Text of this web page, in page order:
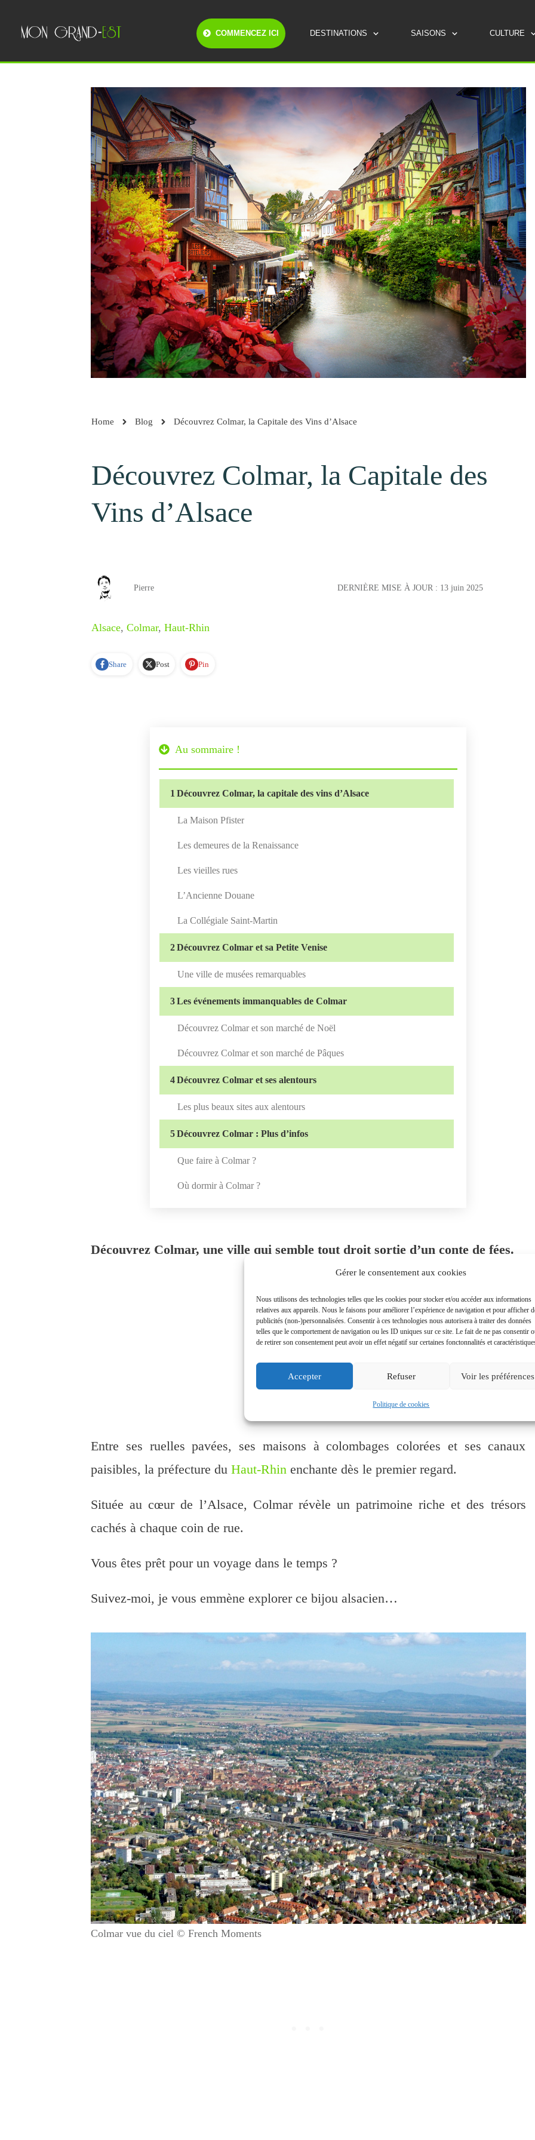
Gérer le consentement aux cookies
Nous utilisons des technologies telles que les cookies pour stocker et/ou accéder aux informations
relatives aux appareils. Nous le faisons pour améliorer l’expérience de navigation et pour afficher
publicités (non-)personnalisées. Consentir à ces technologies nous autorisera à traiter des données
telles que le comportement de navigation ou les ID uniques sur ce site. Le fait de ne pas consentir
de retirer son consentement peut avoir un effet négatif sur certaines fonctonnalités et
Accepter Refuser Voir les préférences
Politique de cookies
COMMENCEZ ICI DESTINATIONS SAISONS CULTURE
Home Blog Découvrez Colmar, la Capitale des Vins d’Alsace
Découvrez Colmar, la Capitale des
Vins d’Alsace
Pierre DERNIÈRE MISE À JOUR : 13 juin 2025
Alsace, Colmar, Haut-Rhin
Share Post Pin
Au sommaire !
1 Découvrez Colmar, la capitale des vins d’Alsace
La Maison Pfister
Les demeures de la Renaissance
Les vieilles rues
L’Ancienne Douane
La Collégiale Saint-Martin
2Découvrez Colmar et sa Petite Venise
Une ville de musées remarquables
3Les événements immanquables de Colmar
Découvrez Colmar et son marché de Noël
Découvrez Colmar et son marché de Pâques
4Découvrez Colmar et ses alentours
Les plus beaux sites aux alentours
5Découvrez Colmar : Plus d’infos
Que faire à Colmar ?
Où dormir à Colmar ?
Découvrez Colmar, une ville qui semble tout droit sortie d’un conte de fées.
Entre ses ruelles pavées, ses maisons à colombages colorées et ses canaux
paisibles, la préfecture du Haut-Rhin enchante dès le premier regard.
Située au cœur de l’Alsace, Colmar révèle un patrimoine riche et des trésors
cachés à chaque coin de rue.
Vous êtes prêt pour un voyage dans le temps ?
Suivez-moi, je vous emmène explorer ce bijou alsacien…
Colmar vue du ciel © French Moments